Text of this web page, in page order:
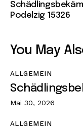
Podelzig 15326
You May
ALLGEMEIN
Mai 30, 2026
ALLGEMEIN